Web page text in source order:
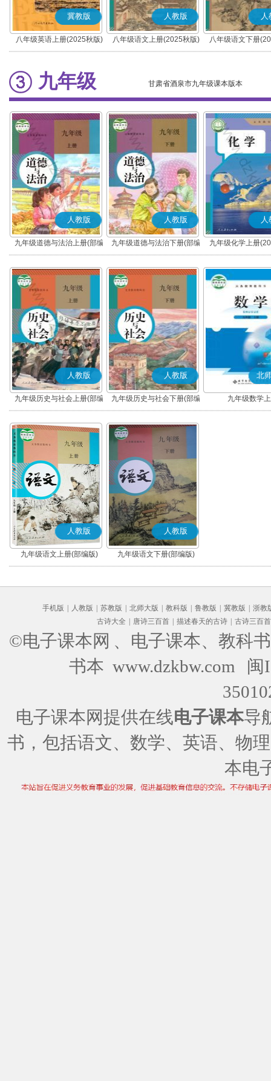
冀教版
八年级英语上册(2025秋版)
人教版
八年级语文上册(2025秋版)
(部编版)
人
八年级语文下册
(部编版)
九年级 甘肃省酒泉市九年级课本版本
人教版
九年级道德与法治上册(部编
版)
人教版
九年级道德与法治下册(部编
版)
人
九年级化学上册
人教版
九年级历史与社会上册(部编
版)
人教版
九年级历史与社会下册(部编
版)
北
九年级数学
人教版
九年级语文上册(部编版)
人教版
九年级语文下册(部编版)
手机版 人教版 苏教版 北师大版 教科版 鲁教版 冀教版
浙教
古诗大全
唐诗三百首 描述春天的古诗 古诗三百首
©电子课本网 、电子课本、教科
书本 www.dzkbw.com
闽
电子课本网提供在线电子课本导
书，包括语文、数学、英语、物
本电